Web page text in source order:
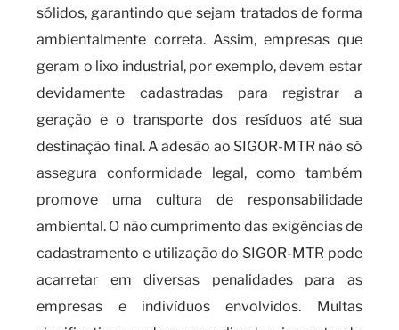
sólidos, garantindo que sejam tratados de forma
ambientalmente correta. Assim, empresas que
geram o lixo industrial, por exemplo, devem estar
devidamente cadastradas para registrar a
geração e o transporte dos resíduos até sua
destinação final. A adesão ao SIGOR-MTR não só
assegura conformidade legal, como também
promove uma cultura de responsabilidade
ambiental. O não cumprimento das exigências de
cadastramento e utilização do SIGOR-MTR pode
acarretar em diversas penalidades para as
empresas e indivíduos envolvidos. Multas